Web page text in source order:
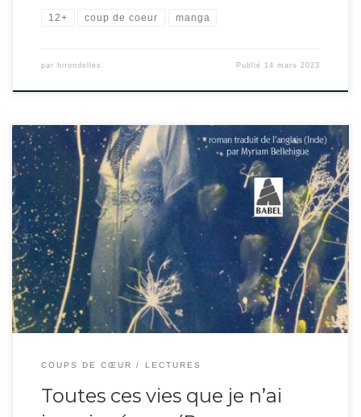
12+ coup de coeur manga
par hirondelles Publié 14 mars 2023
1936. Les Anglais occupent toujours l’Inde. Mychkine vit entre ses deux
parents dans un milieu bourgeois, environné de colons facétieux et artistes.
Sa mère décide de se séparer de son mari qui l’étouffe. Elle peint, chante et
danse : elle rêve d’une autre vie, hors des carcans de la société […]
COUPS DE CŒUR LECTURES
Toutes ces vies que je n’ai